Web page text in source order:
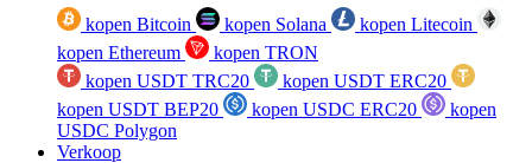
kopen Bitcoin kopen Solana
kopen Litecoin
kopen Ethereum
kopen TRON
kopen USDT TRC20
kopen USDT ERC20
kopen USDT BEP20
kopen USDC ERC20
kopen
USDC Polygon
Verkoop